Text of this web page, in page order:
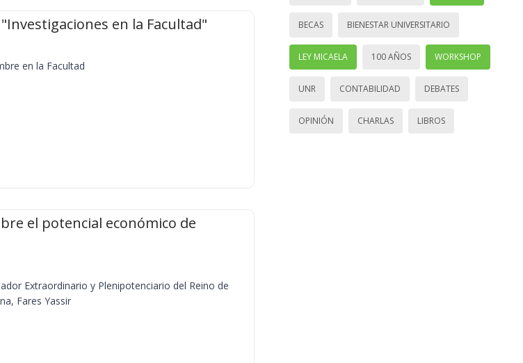
en la Facultad"
en la Facultad
el potencial económico de
Extraordinario y Plenipotenciario del Reino de
Fares Yassir
BECAS BIENESTAR UNIVERSITARIO
LEY MICAELA 100 AÑOS WORKSHOP
UNR CONTABILIDAD DEBATES
OPINIÓN CHARLAS LIBROS